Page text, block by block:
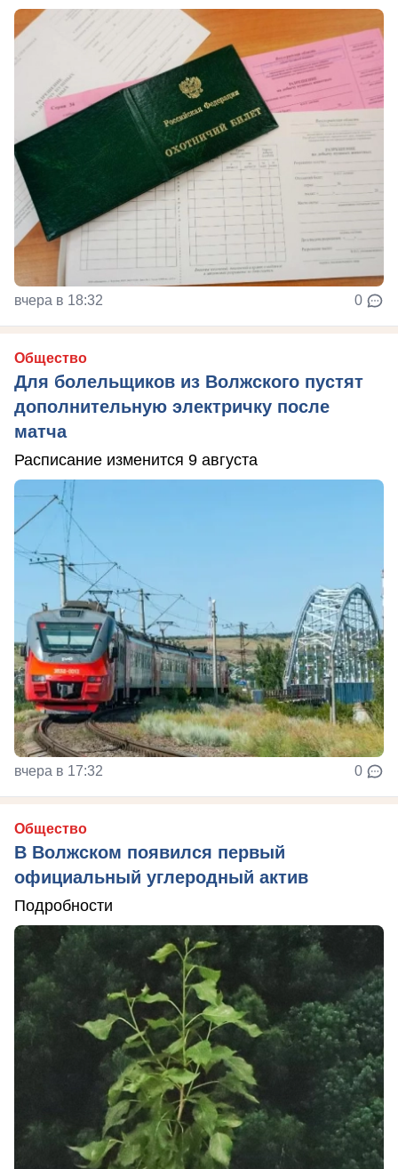
вчера в 18:32 0
Общество
Для болельщиков из Волжского пустят
дополнительную электричку после
матча
Расписание изменится 9 августа
вчера в 17:32 0
Общество
В Волжском появился первый
официальный углеродный актив
Подробности